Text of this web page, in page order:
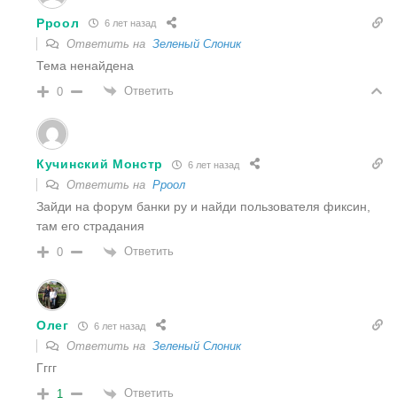
Рроол 6 лет назад
Ответить на Зеленый Слоник
Тема ненайдена
0 Ответить
Кучинский Монстр 6 лет назад
Ответить на Рроол
Зайди на форум банки ру и найди пользователя фиксин,
там его страдания
0 Ответить
Олег 6 лет назад
Ответить на Зеленый Слоник
Гггг
1 Ответить